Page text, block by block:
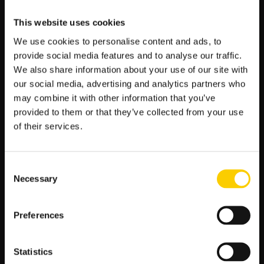
This website uses cookies
We use cookies to personalise content and ads, to
provide social media features and to analyse our traffic.
We also share information about your use of our site with
our social media, advertising and analytics partners who
may combine it with other information that you’ve
provided to them or that they’ve collected from your use
of their services.
Selection
Necessary
Preferences
Statistics
NAJNOWSZE WPISY
ŁKS Łódź – Chrobry Głogów: typy, kursy, zapowiedź
(09.08.2026)
Typy bukmacherskie na dziś — darmowe typy LV BET
Sparta Rotterdam – Feyenoord: typy, kursy, zapowiedź
Jagiellonia – Widzew Łódź: typy, kursy, zapowiedź
GKS Katowice – Wieczysta Kraków: typy, kursy,